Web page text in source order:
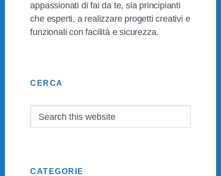
appassionati di fai da te, sia principianti
che esperti, a realizzare progetti creativi e
funzionali con facilità e sicurezza.
Sidebar
CERCA
CATEGORIE